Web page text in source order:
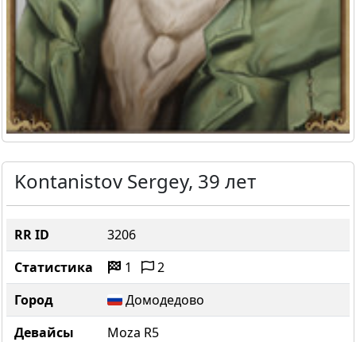
Kontanistov Sergey, 39 лет
RR ID
3206
Статистика
1
2
Город
Домодедово
Девайсы
Moza R5